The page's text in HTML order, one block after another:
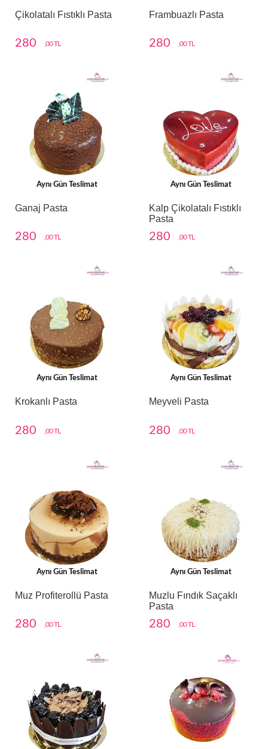
Çikolatalı Fıstıklı Pasta
280 ,00 TL
Frambuazlı Pasta
280 ,00 TL
Aynı Gün Teslimat
Ganaj Pasta
280 ,00 TL
Aynı Gün Teslimat
Kalp Çikolatalı Fıstıklı
Pasta
280 ,00 TL
Aynı Gün Teslimat
Krokanlı Pasta
280 ,00 TL
Aynı Gün Teslimat
Meyveli Pasta
280 ,00 TL
Aynı Gün Teslimat
Muz Profiterollü Pasta
280 ,00 TL
Aynı Gün Teslimat
Muzlu Fındık Saçaklı
Pasta
280 ,00 TL